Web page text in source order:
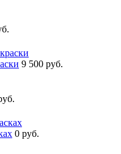
9 500 руб.
0 руб.